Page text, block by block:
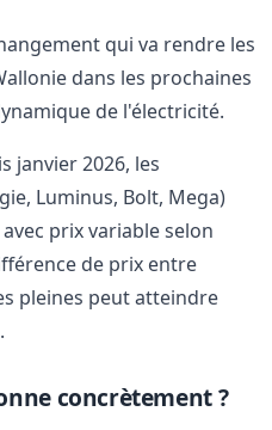
qui va rendre les
dans les prochaines
de l'électricité.
janvier 2026, les
Luminus, Bolt, Mega)
prix variable selon
de prix entre
pleines peut atteindre
concrètement ?